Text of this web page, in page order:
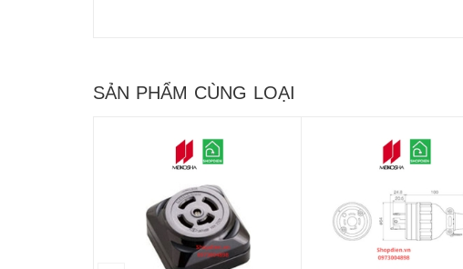
SẢN PHẨM CÙNG LOẠI